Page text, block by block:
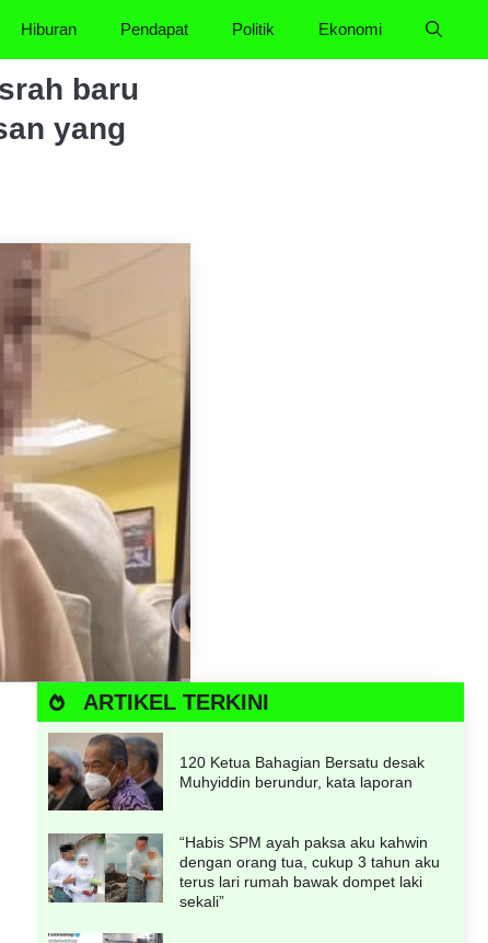
Hiburan Pendapat Politik Ekonomi
baru
yang
ARTIKEL TERKINI
120 Ketua Bahagian Bersatu desak
Muhyiddin berundur, kata laporan
“Habis SPM ayah paksa aku kahwin
dengan orang tua, cukup 3 tahun aku
terus lari rumah bawak dompet laki
sekali”